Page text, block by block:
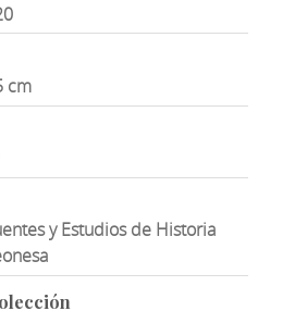
cm
y Estudios de Historia